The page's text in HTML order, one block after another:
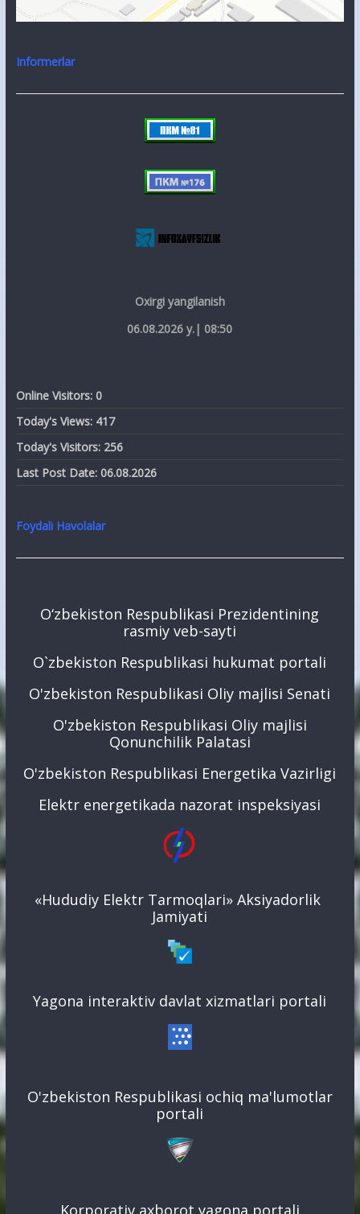
Informerlar
Oxirgi yangilanish
06.08.2026 y.| 08:50
Online Visitors: 0
Today's Views: 417
Today's Visitors: 256
Last Post Date: 06.08.2026
Foydali Havolalar
O‘zbekiston Respublikasi Prezidentining
rasmiy veb-sayti
O`zbekiston Respublikasi hukumat portali
O'zbekiston Respublikasi Oliy majlisi Senati
O'zbekiston Respublikasi Oliy majlisi
Qonunchilik Palatasi
O'zbekiston Respublikasi Energetika Vazirligi
Elektr energetikada nazorat inspeksiyasi
«Hududiy Elektr Tarmoqlari» Aksiyadorlik
Jamiyati
Yagona interaktiv davlat xizmatlari portali
O'zbekiston Respublikasi ochiq ma'lumotlar
portali
Korporativ axborot yagona portali